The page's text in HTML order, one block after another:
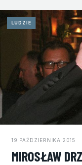
LUDZIE
19 PAŹDZIERNIKA 2015
MIROSŁAW